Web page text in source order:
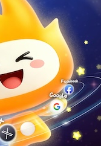
加速
狂飙加速器
蜜蜂加速器
免费vqn加速外网ios